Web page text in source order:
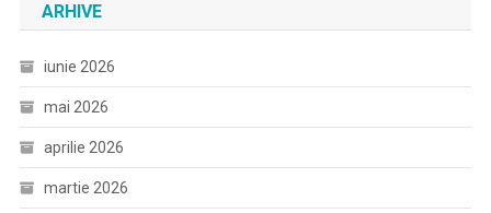
ARHIVE
iunie 2026
mai 2026
aprilie 2026
martie 2026